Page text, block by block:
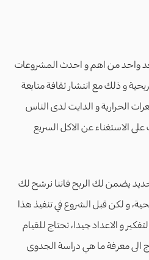
واحد من اهم و احدث المشروعات
و ذلك مع انتشار ثقافة متابعة
الحرارية و الدايت لدى الناس
الاستغناء عن الاكل السريع
يضمن لك الربح فاننا نرشح لك
و لكن قبل الشروع في تنفيذ هذا
و الاعداد جيدا، تحتاج للقيام
الى معرفة ما هي دراسة الجدوى